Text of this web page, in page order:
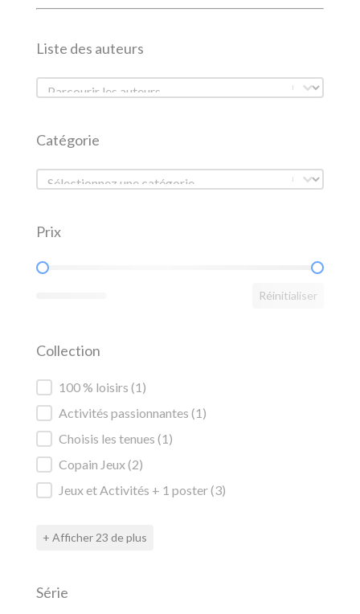
Liste des auteurs
Liste des auteurs
Liste des auteurs
Catégorie
Catégorie
Catégorie
Prix
Prix
Réinitialiser
Collection
Collection
100 % loisirs (1)
Activités passionnantes (1)
Choisis les tenues (1)
Copain Jeux(2)
Jeux et Activités + 1 poster(3)
+ Afficher 23 de plus
Série